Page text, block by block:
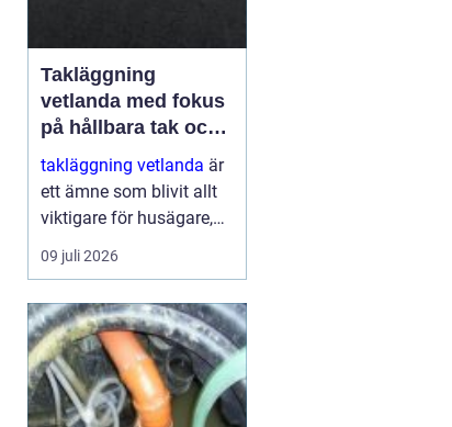
Takläggning
vetlanda med fokus
på hållbara tak och
trygga hus
takläggning vetlanda är
ett ämne som blivit allt
viktigare för husägare,
bostadsrättsföreningar
och fastighetsägare i
skyddar inte bara mot
regn, snö och blåst, utan
påve...
09 juli 2026